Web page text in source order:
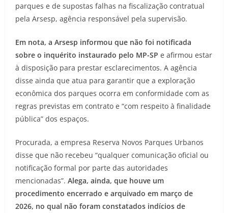
parques e de supostas falhas na fiscalização contratual
pela Arsesp, agência responsável pela supervisão.
Em nota, a Arsesp informou que não foi notificada
sobre o inquérito instaurado pelo MP-SP e afirmou estar
à disposição para prestar esclarecimentos. A agência
disse ainda que atua para garantir que a exploração
econômica dos parques ocorra em conformidade com as
regras previstas em contrato e “com respeito à finalidade
pública” dos espaços.
Procurada, a empresa Reserva Novos Parques Urbanos
disse que não recebeu “qualquer comunicação oficial ou
notificação formal por parte das autoridades
mencionadas”. Alega, ainda, que houve um
procedimento encerrado e arquivado em março de
2026, no qual não foram constatados indícios de